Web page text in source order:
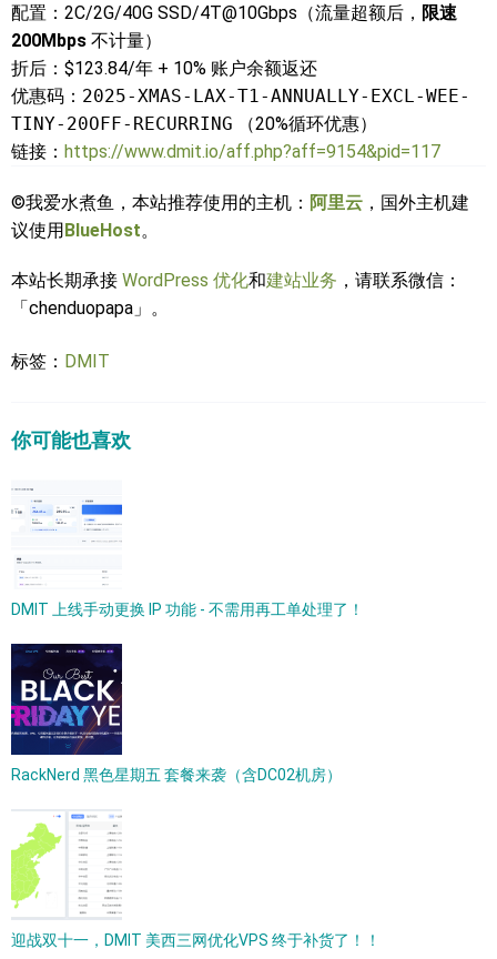
配置：2C/2G/40G SSD/4T@10Gbps（流量超额后， 限速
200Mbps 不计量）
折后：$123.84/年 + 10% 账户余额返还
优惠码： 2025-XMAS-LAX-T1-ANNUALLY-EXCL-WEE-
TINY-20OFF-RECURRING （20%循环优惠）
链接： https://www.dmit.io/aff.php?aff=9154&pid=117
©我爱水煮鱼，本站推荐使用的主机： 阿里云 ，国外主机建
议使用BlueHost。
本站长期承接 WordPress 优化和建站业务 ，请联系微信：
「chenduopapa」。
标签： DMIT
你可能也喜欢
DMIT 上线手动更换 IP 功能 - 不需用再工单处理了！
RackNerd 黑色星期五 套餐来袭（含DC02机房）
迎战双十一，DMIT 美西三网优化VPS 终于补货了！！